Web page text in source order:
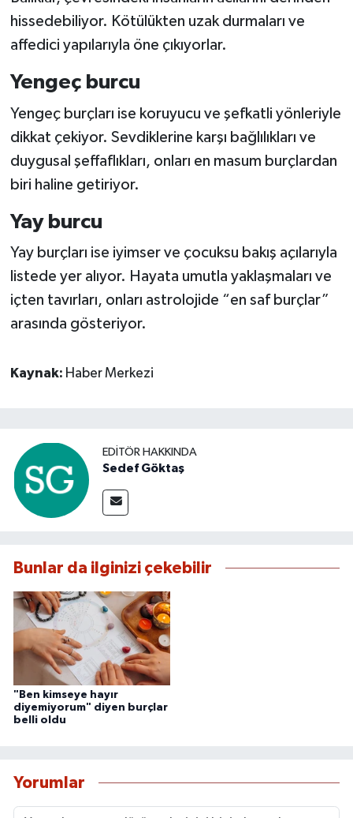
hissedebiliyor. Kötülükten uzak durmaları ve
affedici yapılarıyla öne çıkıyorlar.
Yengeç burcu
Yengeç burçları ise koruyucu ve şefkatli yönleriyle
dikkat çekiyor. Sevdiklerine karşı bağlılıkları ve
duygusal şeffaflıkları, onları en masum burçlardan
biri haline getiriyor.
Yay burcu
Yay burçları ise iyimser ve çocuksu bakış açılarıyla
listede yer alıyor. Hayata umutla yaklaşmaları ve
içten tavırları, onları astrolojide “en saf burçlar”
arasında gösteriyor.
Kaynak: Haber Merkezi
EDITÖR HAKKINDA
Sedef Göktaş
Bunlar da ilginizi çekebilir
"Ben kimseye hayır
diyemiyorum" diyen burçlar
belli oldu
Yorumlar